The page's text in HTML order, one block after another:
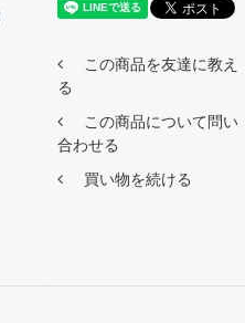
この商品を友達に教え
る
この商品について問い
合わせる
買い物を続ける